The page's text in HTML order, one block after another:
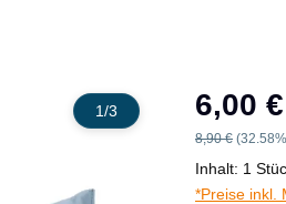
1/3
Verkaufspreis:
6,00 €
Regulärer
8,90 €
Inhalt: 1
*Preise inkl.